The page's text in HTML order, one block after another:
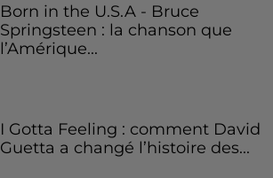
Born in the U.S.A - Bruce
Springsteen : la chanson que
l’Amérique...
I Gotta Feeling : comment David
Guetta a changé l’histoire des...